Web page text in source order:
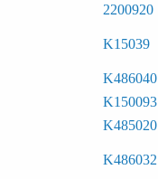
2200920
K15039
K486040
K150093
K485020
K486032